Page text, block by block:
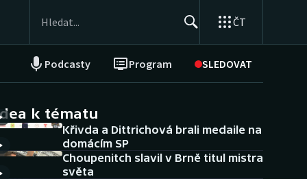
ČT
Podcasty Program SLEDOVAT
NEPŘEHLÉDNĚTE
Historické návraty
Aplikace ČT sport
k tématu
Křivda a Dittrichová brali medaile na
domácím SP
Choupenitch slavil v Brně titul mistra
světa